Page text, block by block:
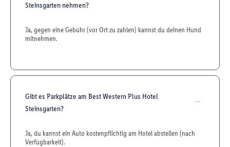
Steinsgarten nehmen?
Ja, gegen eine Gebühr (vor Ort zu zahlen) kannst du deinen Hund
mitnehmen.
Gibt es Parkplätze am Best Western Plus Hotel
Steinsgarten?
Ja, du kannst ein Auto kostenpflichtig am Hotel abstellen (nach
Verfügbarkeit).